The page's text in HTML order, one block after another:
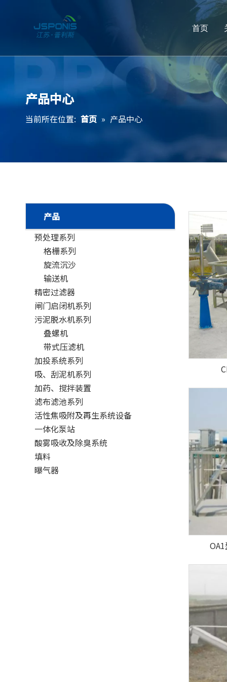
首页
产品中心
当前所在位置: 首页 » 产品中心
产品
预处理系列
格栅系列
旋流沉沙
输送机
精密过滤器
闸门启闭机系列
污泥脱水机系列
叠螺机
带式压滤机
加投系统系列
吸、刮泥机系列
加药、搅拌装置
滤布滤池系列
活性焦吸附及再生系统设备
一体化泵站
酸雾吸收及除臭系统
填料
曝气器